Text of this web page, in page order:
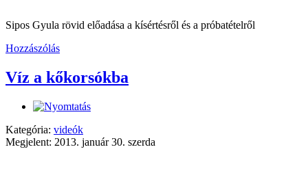
Sipos Gyula rövid előadása a kísértésről és a próbatételről
Hozzászólás
Víz a kőkorsókba
Kategória: videók
Megjelent: 2013. január 30. szerda